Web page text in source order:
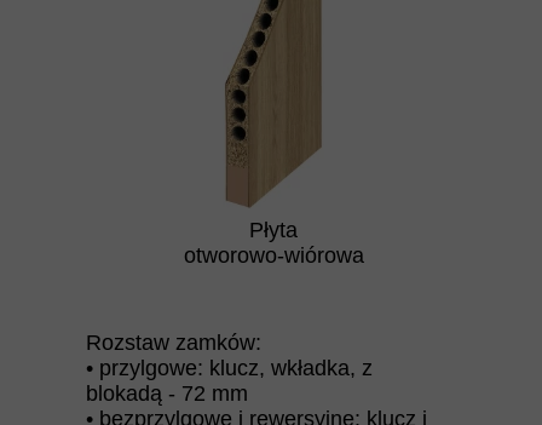
Płyta
otworowo-wiórowa
Rozstaw zamków:
• przylgowe: klucz, wkładka, z
blokadą - 72 mm
• bezprzylgowe i rewersyjne: klucz i